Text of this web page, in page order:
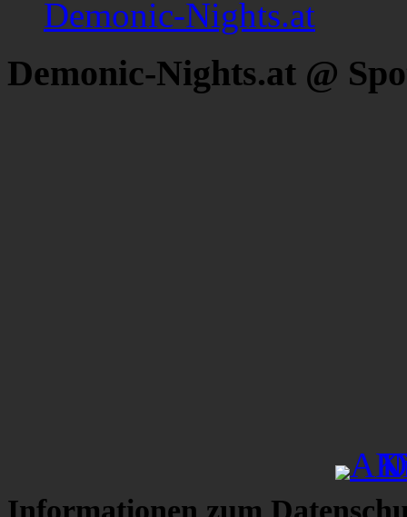
Demonic-Nights.at
Demonic-Nights.at @
Informationen zum